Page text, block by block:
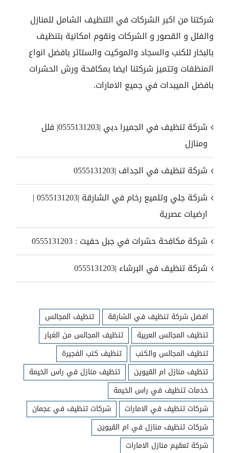
شركتنا من اكبر الشركات في التنظيف الشامل للمنازل
والفلل و القصور و الشركات ونقوم امكانية بتنظيف
بالبخار للكنب والسجاد والموكيت والستائر بافضل انواع
المنظفات وتتميز شركتنا ايضا بمكافحة ورش الحشرات
بافضل الميبدات في جميع الامارات.
شركة تنظيف في الجميرا دبي |0555131203| فلل
ومنازل
شركة تنظيف في الجداف |0555131203
شركة جلي وتلميع رخام في الشارقة |0555131203 |
ارضيات عصرية
شركة مكافحة حشرات في جبل حفيت : 0555131203
شركة تنظيف في البرشاء |0555131203
افضل شركة تنظيف في الشارقة
تنظيف المجالس
تنظيف المجالس العربية
تنظيف المجالس من الغبار
تنظيف المجالس والكنب
تنظيف كنب الفجيرة
تنظيف منازل ام القيوين
تنظيف منازل في راس الخيمة
خدمات تنظيف في راس الخيمة
شركات تنظيف في الامارات
شركات تنظيف في عجمان
شركات تنظيف منازل في ام القيوين
شركة تعقيم منازل الامارات